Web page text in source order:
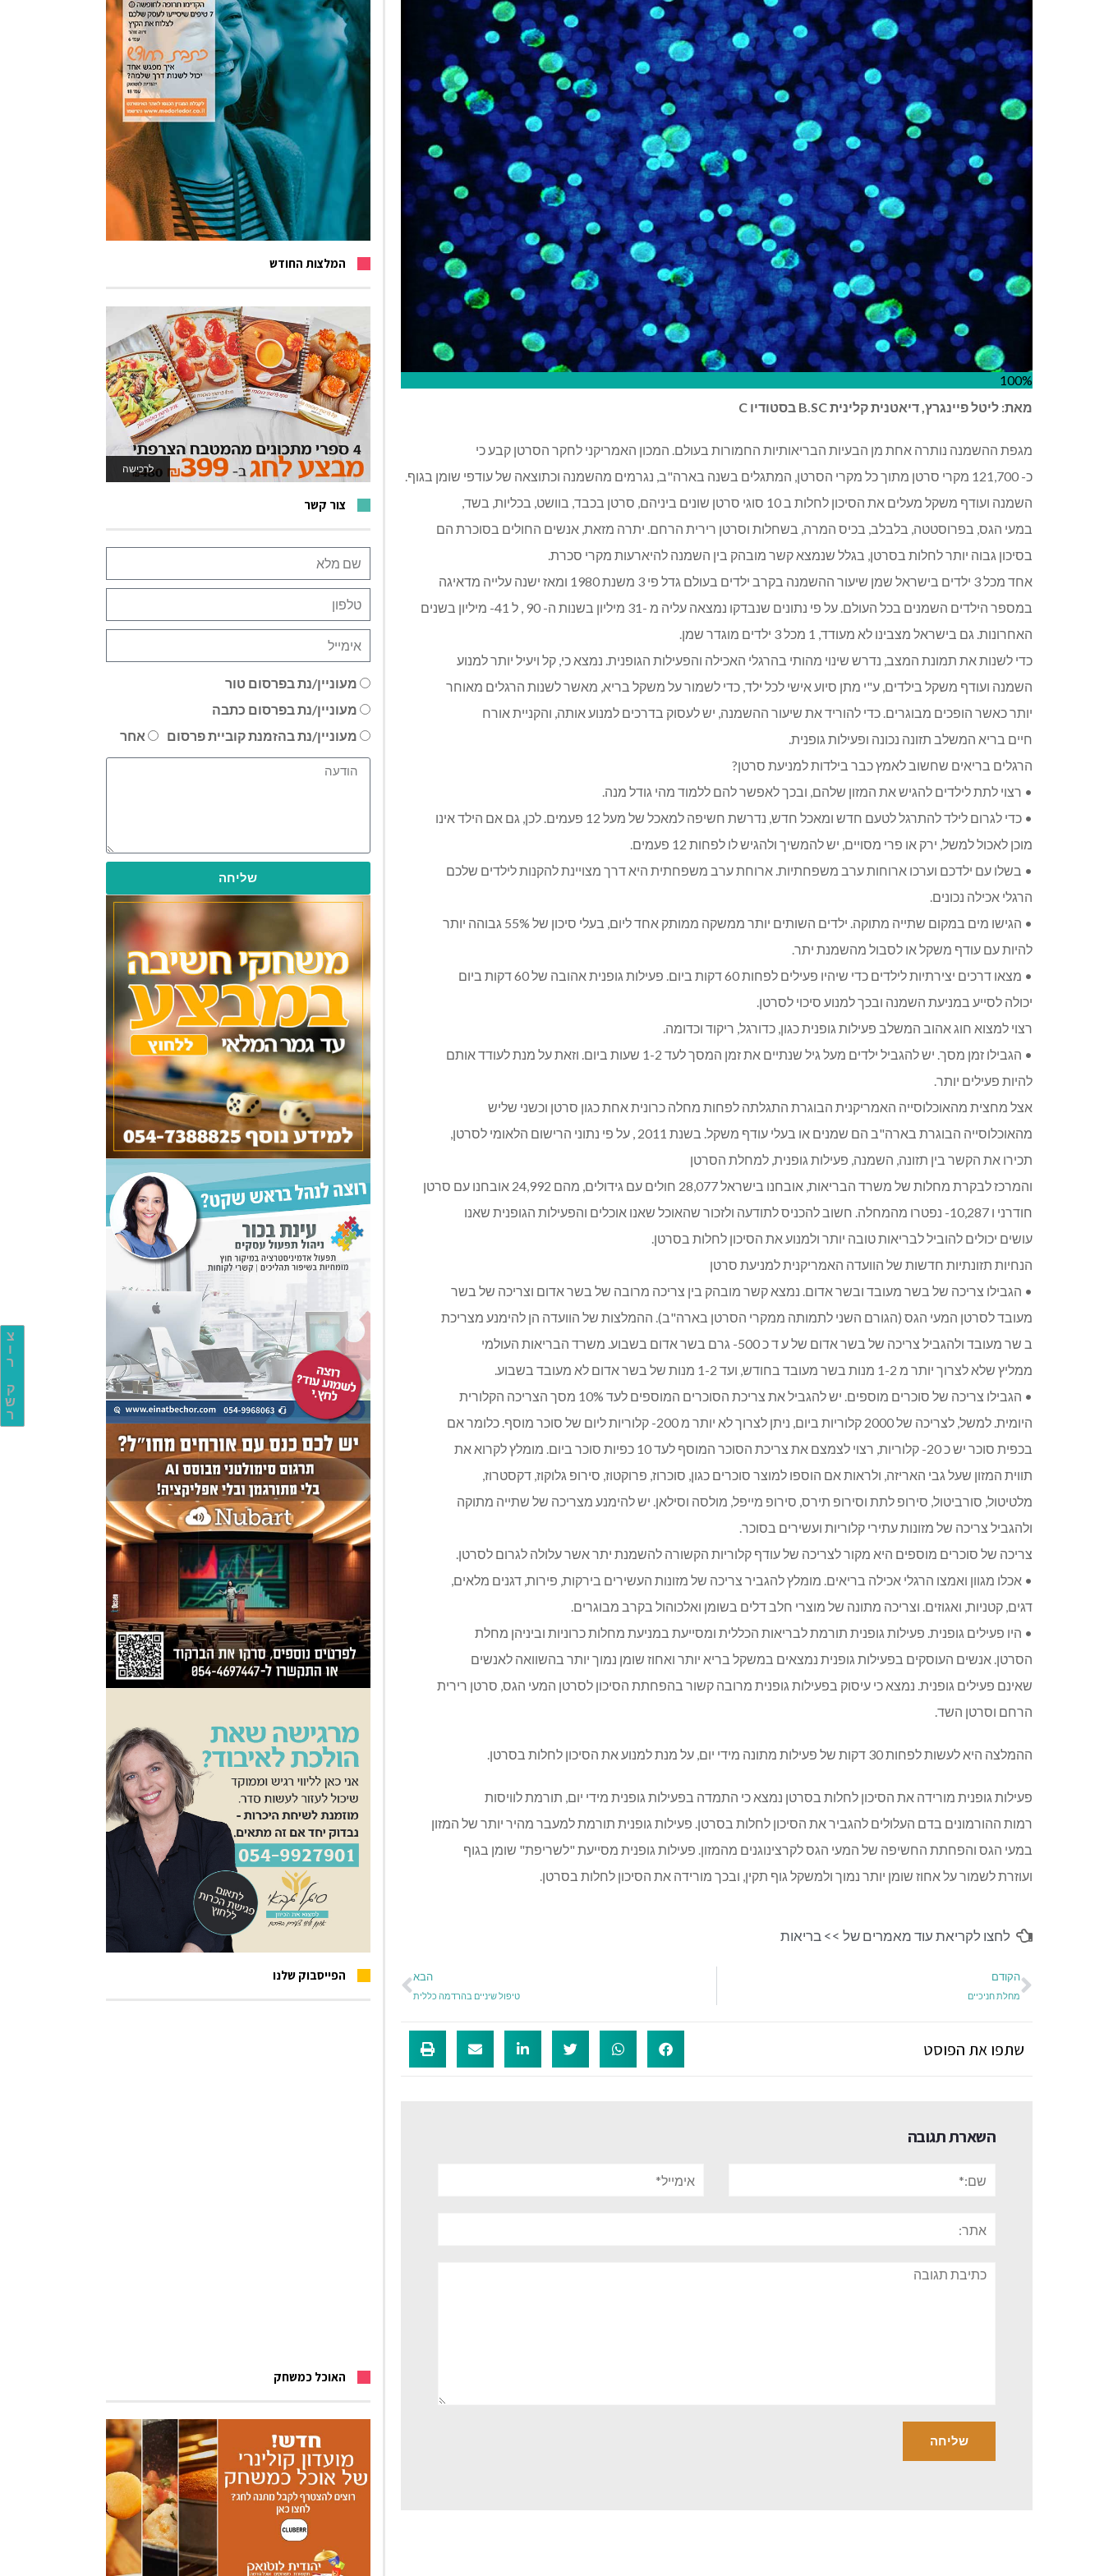
צ
ו
ר
ק
ש
ר
100%
מאת: ליטל פיינגרץ, דיאטנית קלינית B.SC בסטודיו C
מגפת ההשמנה נותרה אחת מן הבעיות הבריאותיות החמורות בעולם. המכון האמריקני לחקר הסרטן קבע כי
כ- 121,700 מקרי סרטן מתוך כל מקרי הסרטן, המתגלים בשנה בארה"ב, נגרמים מהשמנה וכתוצאה של עודפי שומן בגוף.
השמנה ועודף משקל מעלים את הסיכון לחלות ב 10 סוגי סרטן שונים ביניהם, סרטן בכבד, בוושט, בכליות, בשד,
במעי הגס, בפרוסטטה, בלבלב, בכיס המרה, בשחלות וסרטן רירית הרחם. יתרה מזאת, אנשים החולים בסוכרת הם
בסיכון גבוה יותר לחלות בסרטן, בגלל שנמצא קשר מובהק בין השמנה להיארעות מקרי סכרת.
אחד מכל 3 ילדים בישראל שמן שיעור ההשמנה בקרב ילדים בעולם גדל פי 3 משנת 1980 ומאז ישנה עלייה מדאיגה
במספר הילדים השמנים בכל העולם. על פי נתונים שנבדקו נמצאה עליה מ -31 מיליון בשנות ה- 90 , ל 41- מיליון בשנים
האחרונות. גם בישראל מצבינו לא מעודד, 1 מכל 3 ילדים מוגדר שמן.
כדי לשנות את תמונת המצב, נדרש שינוי מהותי בהרגלי האכילה והפעילות הגופנית. נמצא כי, קל ויעיל יותר למנוע
השמנה ועודף משקל בילדים, ע"י מתן סיוע אישי לכל ילד, כדי לשמור על משקל בריא, מאשר לשנות הרגלים מאוחר
יותר כאשר הופכים מבוגרים. כדי להוריד את שיעור ההשמנה, יש לעסוק בדרכים למנוע אותה, והקניית אורח
חיים בריא המשלב תזונה נכונה ופעילות גופנית.
הרגלים בריאים שחשוב לאמץ כבר בילדות למניעת סרטן?
• רצוי לתת לילדים להגיש את המזון שלהם, ובכך לאפשר להם ללמוד מהי גודל מנה.
• כדי לגרום לילד להתרגל לטעם חדש ומאכל חדש, נדרשת חשיפה למאכל של מעל 12 פעמים. לכן, גם אם הילד אינו
מוכן לאכול למשל, ירק או פרי מסויים, יש להמשיך ולהגיש לו לפחות 12 פעמים.
• בשלו עם ילדכם וערכו ארוחות ערב משפחתיות. ארוחת ערב משפחתית היא דרך מצויינת להקנות לילדים שלכם
הרגלי אכילה נכונים.
• הגישו מים במקום שתייה מתוקה. ילדים השותים יותר ממשקה ממותק אחד ליום, בעלי סיכון של 55% גבוהה יותר
להיות עם עודף משקל או לסבול מהשמנת יתר.
• מצאו דרכים יצירתיות לילדים כדי שיהיו פעילים לפחות 60 דקות ביום. פעילות גופנית אהובה של 60 דקות ביום
יכולה לסייע במניעת השמנה ובכך למנוע סיכוי לסרטן.
רצוי למצוא חוג אהוב המשלב פעילות גופנית כגון, כדורגל, ריקוד וכדומה.
• הגבילו זמן מסך. יש להגביל ילדים מעל גיל שנתיים את זמן המסך לעד 1-2 שעות ביום. וזאת על מנת לעודד אותם
להיות פעילים יותר.
אצל מחצית מהאוכלוסייה האמריקנית הבוגרת התגלתה לפחות מחלה כרונית אחת כגון סרטן וכשני שליש
מהאוכלוסייה הבוגרת בארה"ב הם שמנים או בעלי עודף משקל. בשנת 2011 , על פי נתוני הרישום הלאומי לסרטן,
תכירו את הקשר בין תזונה, השמנה, פעילות גופנית, למחלת הסרטן
והמרכז לבקרת מחלות של משרד הבריאות, אובחנו בישראל 28,077 חולים עם גידולים, מהם 24,992 אובחנו עם סרטן
חודרני ו 10,287- נפטרו מהמחלה. חשוב להכניס לתודעה ולזכור שהאוכל שאנו אוכלים והפעילות הגופנית שאנו
עושים יכולים להוביל לבריאות טובה יותר ולמנוע את הסיכון לחלות בסרטן.
הנחיות תזונתיות חדשות של הוועדה האמריקנית למניעת סרטן
• הגבילו צריכה של בשר מעובד ובשר אדום. נמצא קשר מובהק בין צריכה מרובה של בשר אדום וצריכה של בשר
מעובד לסרטן המעי הגס (הגורם השני לתמותה ממקרי הסרטן בארה"ב). ההמלצות של הוועדה הן להימנע מצריכת
ב שר מעובד ולהגביל צריכה של בשר אדום של ע ד כ 500- גרם בשר אדום בשבוע. משרד הבריאות העולמי
ממליץ שלא לצרוך יותר מ 1-2 מנות בשר מעובד בחודש, ועד 1-2 מנות של בשר אדום לא מעובד בשבוע.
• הגבילו צריכה של סוכרים מוספים. יש להגביל את צריכת הסוכרים המוספים לעד 10% מסך הצריכה הקלורית
היומית. למשל, לצריכה של 2000 קלוריות ביום, ניתן לצרוך לא יותר מ 200- קלוריות ליום של סוכר מוסף. כלומר אם
בכפית סוכר יש כ 20- קלוריות, רצוי לצמצם את צריכת הסוכר המוסף לעד 10 כפיות סוכר ביום. מומלץ לקרוא את
תווית המזון שעל גבי האריזה, ולראות אם הוספו למוצר סוכרים כגון, סוכרוז, פרוקטוז, סירופ גלוקוז, דקסטרוז,
מלטיטול, סורביטול, סירופ לתת וסירופ תירס, סירופ מייפל, מולסה וסילאן. יש להימנע מצריכה של שתייה מתוקה
ולהגביל צריכה של מזונות עתירי קלוריות ועשירים בסוכר.
צריכה של סוכרים מוספים היא מקור לצריכה של עודף קלוריות הקשורה להשמנת יתר אשר עלולה לגרום לסרטן.
• אכלו מגוון ואמצו הרגלי אכילה בריאים. מומלץ להגביר צריכה של מזונות העשירים בירקות, פירות, דגנים מלאים,
דגים, קטניות, ואגוזים. וצריכה מתונה של מוצרי חלב דלים בשומן ואלכוהול בקרב מבוגרים.
• היו פעילים גופנית. פעילות גופנית תורמת לבריאות הכללית ומסייעת במניעת מחלות כרוניות וביניהן מחלת
הסרטן. אנשים העוסקים בפעילות גופנית נמצאים במשקל בריא יותר ואחוז שומן נמוך יותר בהשוואה לאנשים
שאינם פעילים גופנית. נמצא כי עיסוק בפעילות גופנית מרובה קשור בהפחתת הסיכון לסרטן המעי הגס, סרטן רירית
הרחם וסרטן השד.
ההמלצה היא לעשות לפחות 30 דקות של פעילות מתונה מידי יום, על מנת למנוע את הסיכון לחלות בסרטן.
פעילות גופנית מורידה את הסיכון לחלות בסרטן נמצא כי התמדה בפעילות גופנית מידי יום, תורמת לוויסות
רמות ההורמונים בדם העלולים להגביר את הסיכון לחלות בסרטן. פעילות גופנית תורמת למעבר מהיר יותר של המזון
במעי הגס והפחתת החשיפה של המעי הגס לקרצינוגנים מהמזון. פעילות גופנית מסייעת "לשריפת" שומן בגוף
ועוזרת לשמור על אחוז שומן יותר נמוך ולמשקל גוף תקין, ובכך מורידה את הסיכון לחלות בסרטן.
לחצו לקריאת עוד מאמרים של >>בריאות
הקודם
מחלת חניכיים
הבא
טיפול שיניים בהרדמה כללית
שתפו את הפוסט
השארת תגובה
תגובה
המלצות החודש
לרכישה
לאתר המשחקים
צור קשר
מעוניין/נת בפרסום טור
מעוניין/נת בפרסום כתבה
מעוניין/נת בהזמנת קוביית פרסום
אחר
שליחה
הפייסבוק שלנו
האוכל כמשחק